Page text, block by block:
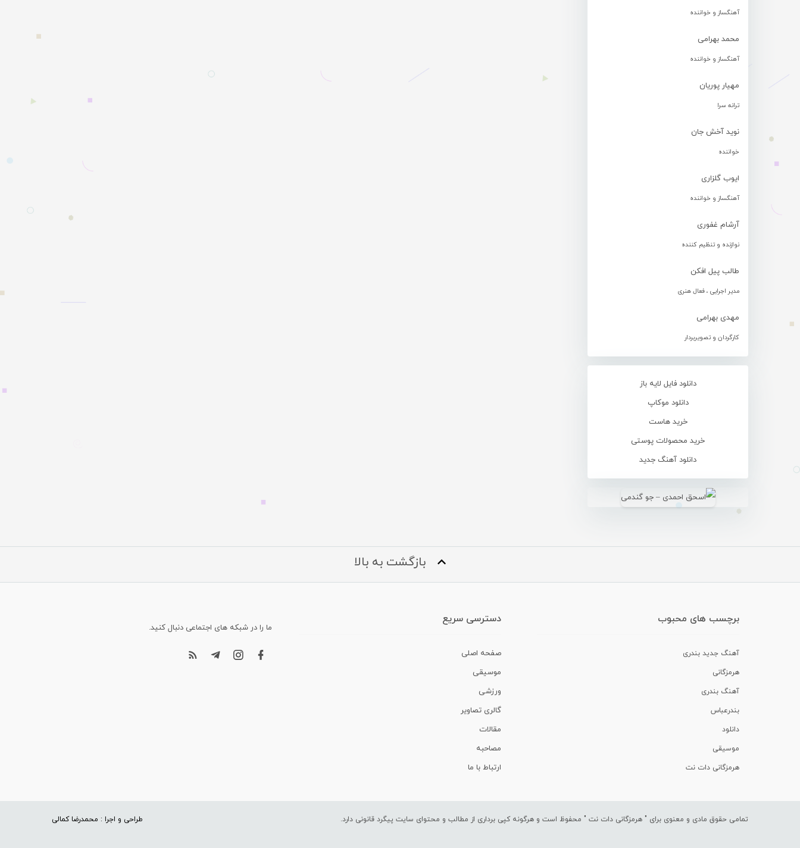
آهنگساز و خواننده
محمد بهرامی
آهنگساز و خواننده
مهیار پوریان
ترانه سرا
نوید آخش جان
خواننده
ایوب گلزاری
آهنگساز و خواننده
آرشام غفوری
نوازنده و تنظیم کننده
طالب پیل افکن
مدیر اجرایی ، فعال هنری
مهدی بهرامی
کارگردان و تصویربردار
دانلود فایل لایه باز
دانلود موکاپ
خرید هاست
خرید محصولات پوستی
دانلود آهنگ جدید
بازگشت به بالا
برچسب های محبوب
آهنگ جدید بندری
هرمزگانی
آهنگ بندری
بندرعباس
دانلود
موسیقی
هرمزگانی دات نت
دسترسی سریع
صفحه اصلی
موسیقی
ورزشی
گالری تصاویر
مقالات
مصاحبه
ارتباط با ما
ما را در شبکه های اجتماعی دنبال کنید.
تمامی حقوق مادی و معنوی برای " هرمزگانی دات نت " محفوظ است و هرگونه کپی برداری از مطالب و محتوای سایت پیگرد قانونی دارد. طراحی و اجرا : محمدرضا کمالی